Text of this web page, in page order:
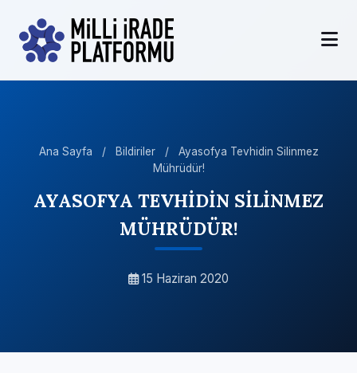
Ana Sayfa / Bildiriler /
Ayasofya Tevhidin Silinmez
Mührüdür!
AYASOFYA TEVHİDİN SİLİNMEZ
MÜHRÜDÜR!
15 Haziran 2020